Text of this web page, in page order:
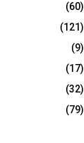
(60)
(121)
(9)
(17)
(32)
(79)